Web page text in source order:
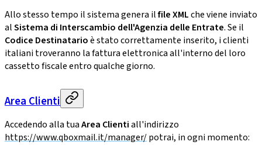
Allo stesso tempo il sistema genera ilfile XMLche viene inviato
alSistema di Interscambio dell'Agenzia delle Entrate. Se il
Codice Destinatarioè stato correttamente inserito, i clienti
italiani troveranno la fattura elettronica all'interno del loro
cassetto fiscale entro qualche giorno.
Area Clienti
Accedendo alla tuaArea Clientiall'indirizzo
https://www.qboxmail.it/manager/potrai, in ogni momento: